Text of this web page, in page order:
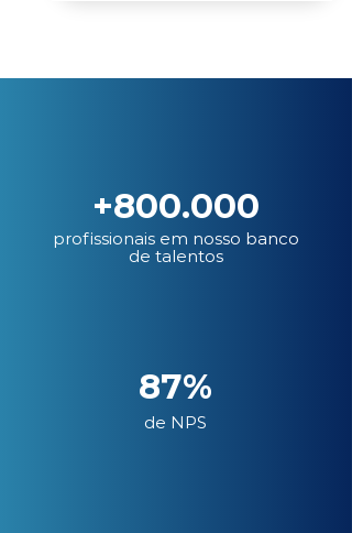
+800.000
profissionais em nosso banco
de talentos
87%
de NPS